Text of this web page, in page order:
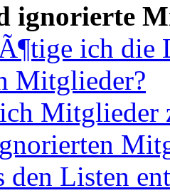
ignorierte
ich die
Mitglieder?
Mitglieder
den Listen